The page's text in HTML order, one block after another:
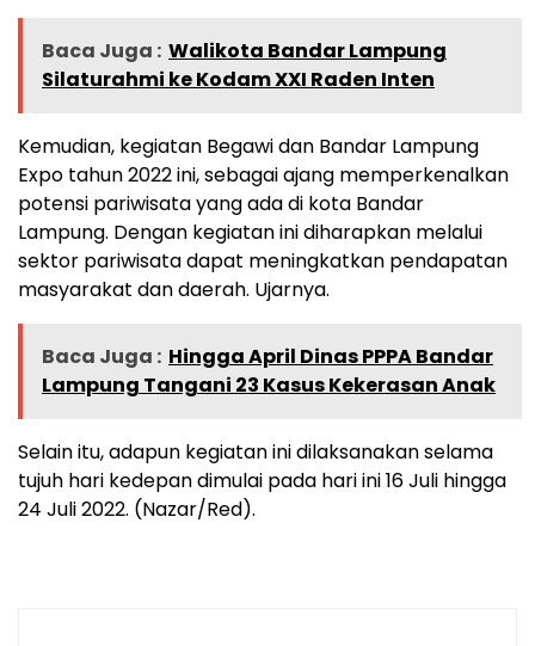
Baca Juga : Walikota Bandar Lampung
Silaturahmi ke Kodam XXI Raden Inten
Kemudian, kegiatan Begawi dan Bandar Lampung
Expo tahun 2022 ini, sebagai ajang memperkenalkan
potensi pariwisata yang ada di kota Bandar
Lampung. Dengan kegiatan ini diharapkan melalui
sektor pariwisata dapat meningkatkan pendapatan
masyarakat dan daerah. Ujarnya.
Baca Juga : Hingga April Dinas PPPA Bandar
Lampung Tangani 23 Kasus Kekerasan Anak
Selain itu, adapun kegiatan ini dilaksanakan selama
tujuh hari kedepan dimulai pada hari ini 16 Juli hingga
24 Juli 2022. (Nazar/Red).